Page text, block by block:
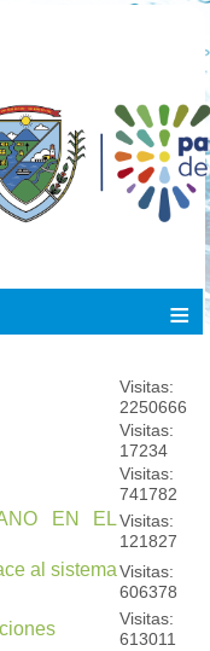
Visitas:
2250666
Visitas:
17234
Visitas:
741782
EN ELVisitas:
121827
al sistemaVisitas:
606378
Visitas:
613011